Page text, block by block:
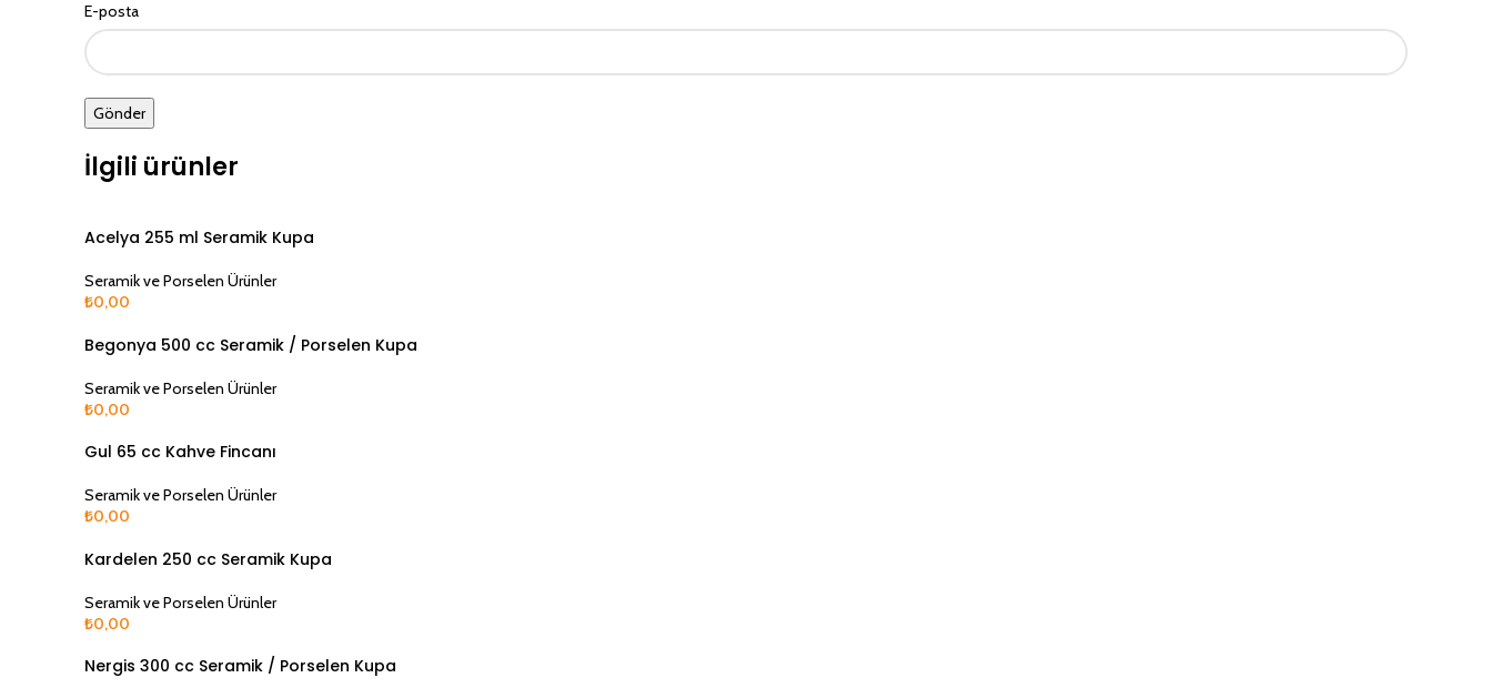
E-posta
İlgili ürünler
SOLD
OUT
Acelya 255 ml Seramik Kupa
Seramik ve Porselen Ürünler
₺0,00
SOLD
OUT
Begonya 500 cc Seramik / Porselen Kupa
Seramik ve Porselen Ürünler
₺0,00
SOLD
Gul 65 cc Kahve Fincanı
Seramik ve Porselen Ürünler
₺0,00
SOLD
Kardelen 250 cc Seramik Kupa
Seramik ve Porselen Ürünler
₺0,00
SOLD
OUT
Nergis 300 cc Seramik / Porselen Kupa